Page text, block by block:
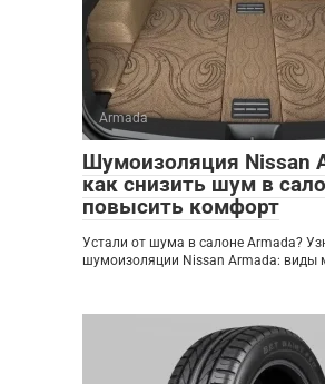
Armada
Шумоизоляция Nissan
как снизить шум в
повысить комфорт
Устали от шума в салоне Armada?
шумоизоляции Nissan Armada: виды